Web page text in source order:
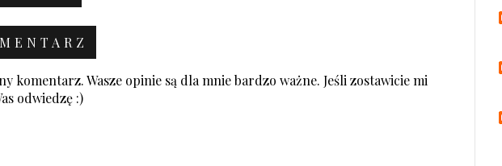
komentarz. Wasze opinie są dla mnie bardzo ważne. Jeśli zostawicie mi
odwiedzę :)